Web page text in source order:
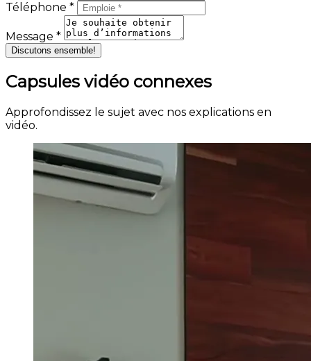
Téléphone *
Message *
Discutons ensemble!
Capsules vidéo connexes
Approfondissez le sujet avec nos explications en
vidéo.